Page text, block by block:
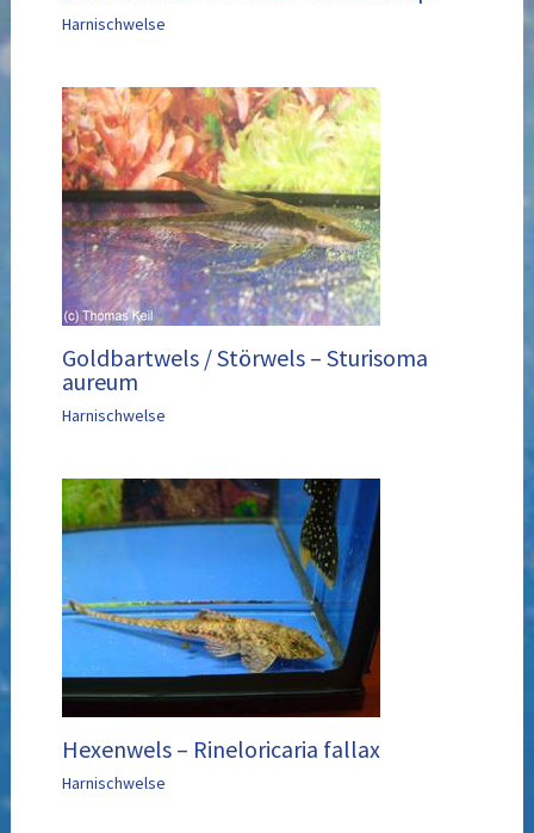
Harnischwelse
Goldbartwels / Störwels – Sturisoma
aureum
Harnischwelse
Hexenwels – Rineloricaria fallax
Harnischwelse